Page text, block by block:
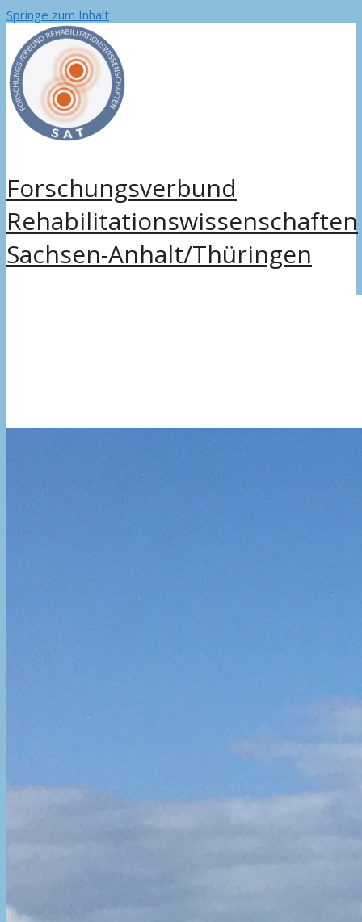
Springe zum Inhalt
Forschungsverbund
Rehabilitationswissenschaften
Sachsen-Anhalt/Thüringen